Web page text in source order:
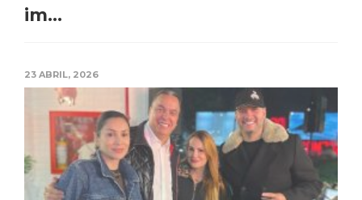
im...
23 ABRIL, 2026